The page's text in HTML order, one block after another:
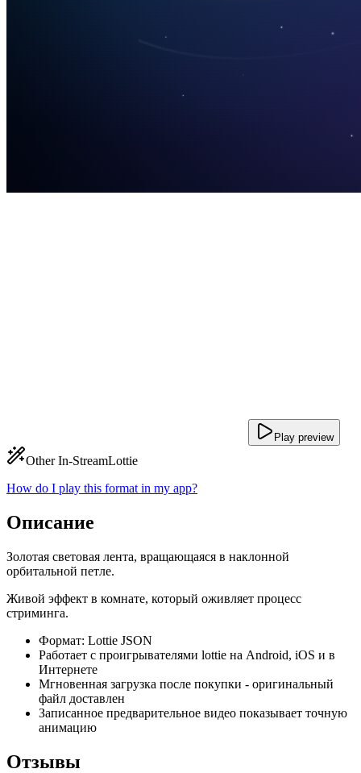
Play preview
Other In-StreamLottie
How do I play this format in my app?
Описание
Золотая световая лента, вращающаяся в наклонной
орбитальной петле.
Живой эффект в комнате, который оживляет процесс
стриминга.
Формат: Lottie JSON
Работает с проигрывателями lottie на Android, iOS и в
Интернете
Мгновенная загрузка после покупки - оригинальный
файл доставлен
Записанное предварительное видео показывает точную
анимацию
Отзывы